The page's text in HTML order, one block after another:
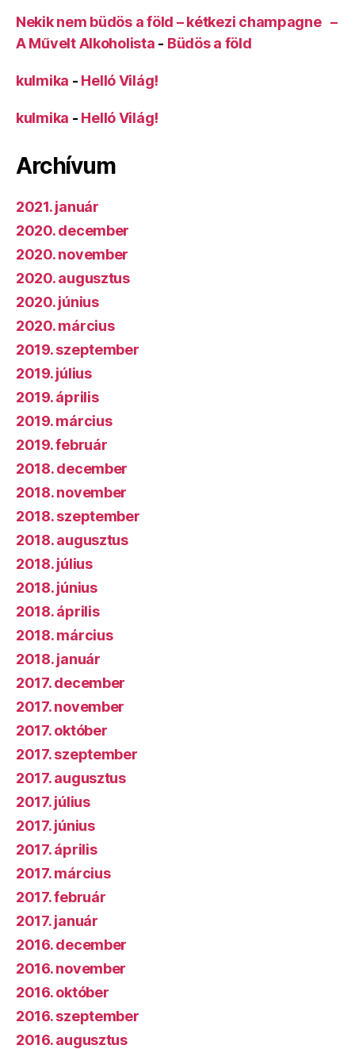
Nekik nem büdös a föld – kétkezi champagne –
A Művelt Alkoholista - Büdös a föld
kulmika - Helló Világ!
kulmika - Helló Világ!
Archívum
2021. január
2020. december
2020. november
2020. augusztus
2020. június
2020. március
2019. szeptember
2019. július
2019. április
2019. március
2019. február
2018. december
2018. november
2018. szeptember
2018. augusztus
2018. július
2018. június
2018. április
2018. március
2018. január
2017. december
2017. november
2017. október
2017. szeptember
2017. augusztus
2017. július
2017. június
2017. április
2017. március
2017. február
2017. január
2016. december
2016. november
2016. október
2016. szeptember
2016. augusztus